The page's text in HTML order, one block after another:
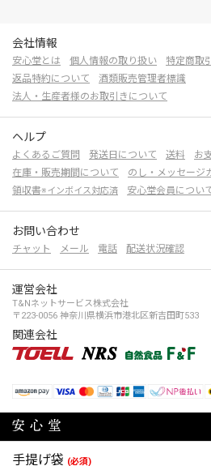
手提げ袋 (必須)
会社情報
安心堂とは 個人情報の取り扱い
特定商取
返品特約について
酒類販売管理者標識
法人・生産者様のお取引きについて
ヘルプ
よくあるご質問 発送日について 送料 お
在庫・販売期間について
のし・メッセージ
領収書※インボイス対応済 安心堂会員につい
お問い合わせ
チャット メール 電話 配送状況確認
運営会社
T&Nネットサービス株式会社
〒223-0056 神奈川県横浜市港北区新吉田町533
関連会社